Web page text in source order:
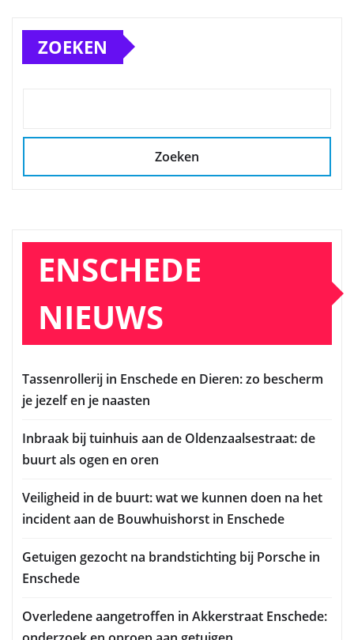
ZOEKEN
Zoeken
ENSCHEDE
NIEUWS
Tassenrollerij in Enschede en Dieren: zo bescherm
je jezelf en je naasten
Inbraak bij tuinhuis aan de Oldenzaalsestraat: de
buurt als ogen en oren
Veiligheid in de buurt: wat we kunnen doen na het
incident aan de Bouwhuishorst in Enschede
Getuigen gezocht na brandstichting bij Porsche in
Enschede
Overledene aangetroffen in Akkerstraat Enschede: